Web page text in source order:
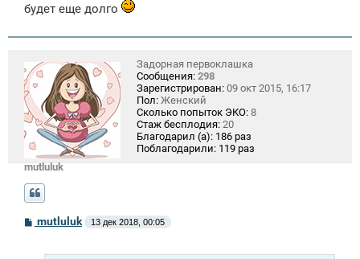
будет еще долго
mutluluk
Задорная первоклашка
Сообщения: 298
Зарегистрирован: 09 окт 2015, 16:17
Пол: Женский
Сколько попыток ЭКО: 8
Стаж бесплодия: 20
Благодарил (а): 186 раз
Поблагодарили: 119 раз
С
о
mutluluk 13 дек 2018, 00:05